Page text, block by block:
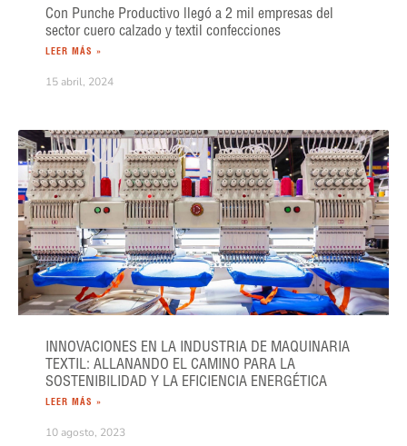
Con Punche Productivo llegó a 2 mil empresas del
sector cuero calzado y textil confecciones
LEER MÁS »
15 abril, 2024
INNOVACIONES EN LA INDUSTRIA DE MAQUINARIA
TEXTIL: ALLANANDO EL CAMINO PARA LA
SOSTENIBILIDAD Y LA EFICIENCIA ENERGÉTICA
LEER MÁS »
10 agosto, 2023